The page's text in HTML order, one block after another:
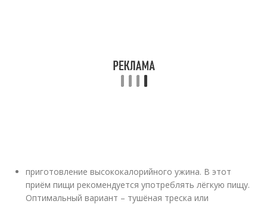
приготовление высококалорийного ужина. В этот
приём пищи рекомендуется употреблять лёгкую пищу.
Оптимальный вариант – тушёная треска или